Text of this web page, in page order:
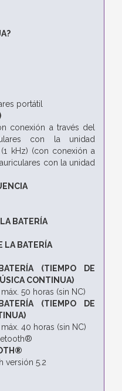
portátil
conexión a través del
con la unidad
kHz) (con conexión a
con la unidad
BATERÍA
LA BATERÍA
(TIEMPO DE
CONTINUA)
50 horas (sin NC)
(TIEMPO DE
40 horas (sin NC)
versión 5.2